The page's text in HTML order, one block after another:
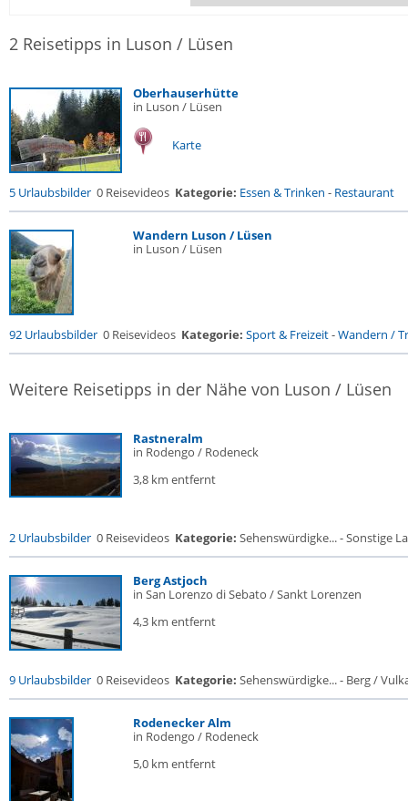
2 Reisetipps in Luson / Lüsen
Oberhauserhütte
in Luson / Lüsen
Karte
5 Urlaubsbilder 0 Reisevideos Kategorie: Essen & Trinken - Restaurant
Wandern Luson / Lüsen
in Luson / Lüsen
92 Urlaubsbilder 0 Reisevideos Kategorie: Sport & Freizeit-Wandern /
Weitere Reisetipps in der Nähe von Luson / Lüsen
Rastneralm
in Rodengo / Rodeneck
3,8 km entfernt
2 Urlaubsbilder 0 Reisevideos Kategorie: Sehenswürdigke... - Sonstige
Berg Astjoch
in San Lorenzo di Sebato / Sankt Lorenzen
4,3 km entfernt
9 Urlaubsbilder 0 Reisevideos Kategorie: Sehenswürdigke... - Berg /
Rodenecker Alm
in Rodengo / Rodeneck
5,0 km entfernt